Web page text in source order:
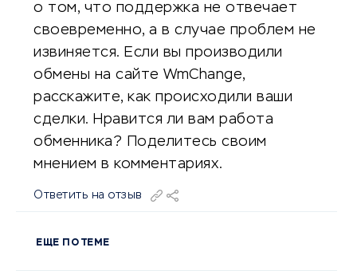
о том, что поддержка не отвечает
своевременно, а в случае проблем не
извиняется. Если вы производили
обмены на сайте WmChange,
расскажите, как происходили ваши
сделки. Нравится ли вам работа
обменника? Поделитесь своим
мнением в комментариях.
Ответить на отзыв
ЕЩЕ ПО ТЕМЕ